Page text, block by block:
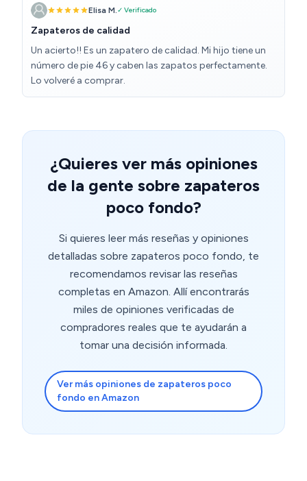
Elisa M. ✓ Verificado
Zapateros de calidad
Un acierto!! Es un zapatero de calidad. Mi hijo tiene un
número de pie 46 y caben las zapatos perfectamente.
Lo volveré a comprar.
¿Quieres ver más opiniones
de la gente sobre zapateros
poco fondo?
Si quieres leer más reseñas y opiniones
detalladas sobre zapateros poco fondo, te
recomendamos revisar las reseñas
completas en Amazon. Allí encontrarás
miles de opiniones verificadas de
compradores reales que te ayudarán a
tomar una decisión informada.
Ver más opiniones de zapateros poco
fondo en Amazon